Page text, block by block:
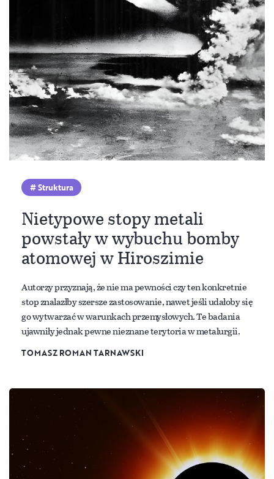
Struktura
Nietypowe stopy metali
powstały w wybuchu bomby
atomowej w Hiroszimie
Autorzy przyznają, że nie ma pewności czy ten konkretnie
stop znalazłby szersze zastosowanie, nawet jeśli udałoby się
go wytwarzać w warunkach przemysłowych. Te badania
ujawniły jednak pewne nieznane terytoria w metalurgii.
TOMASZ ROMAN TARNAWSKI